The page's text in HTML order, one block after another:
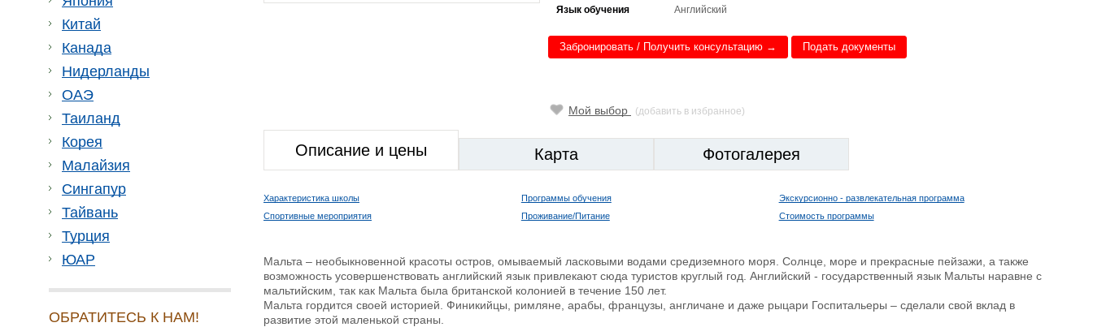
Китай
Канада
Нидерланды
ОАЭ
Таиланд
Корея
Малайзия
Сингапур
Тайвань
Турция
ЮАР
ОБРАТИТЕСЬ К НАМ!
Язык обучения
Английский
Забронировать / Получить консультацию → Подать документы
Мой выбор (добавить в избранное)
Описание и цены Карта Фотогалерея
Характеристика школы Программы обучения
Экскурсионно - развлекательная программа
Спортивные мероприятия
Проживание/Питание Стоимость программы
Мальта – необыкновенной красоты остров, омываемый ласковыми водами средиземного моря. Солнце, море и прекрасные пейзажи, а также
возможность усовершенствовать английский язык привлекают сюда туристов круглый год. Английский - государственный язык Мальты наравне с
мальтийским, так как Мальта была британской колонией в течение 150 лет.
Мальта гордится своей историей. Финикийцы, римляне, арабы, французы, англичане и даже рыцари Госпитальеры – сделали свой вклад в
развитие этой маленькой страны.